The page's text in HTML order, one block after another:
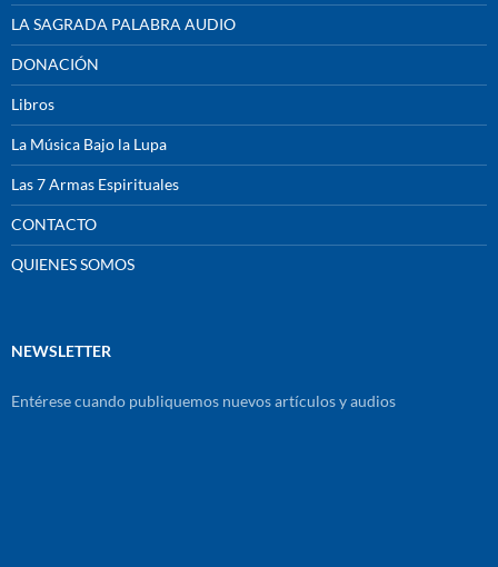
LA SAGRADA PALABRA AUDIO
DONACIÓN
Libros
La Música Bajo la Lupa
Las 7 Armas Espirituales
CONTACTO
QUIENES SOMOS
NEWSLETTER
Entérese cuando publiquemos nuevos artículos y audios